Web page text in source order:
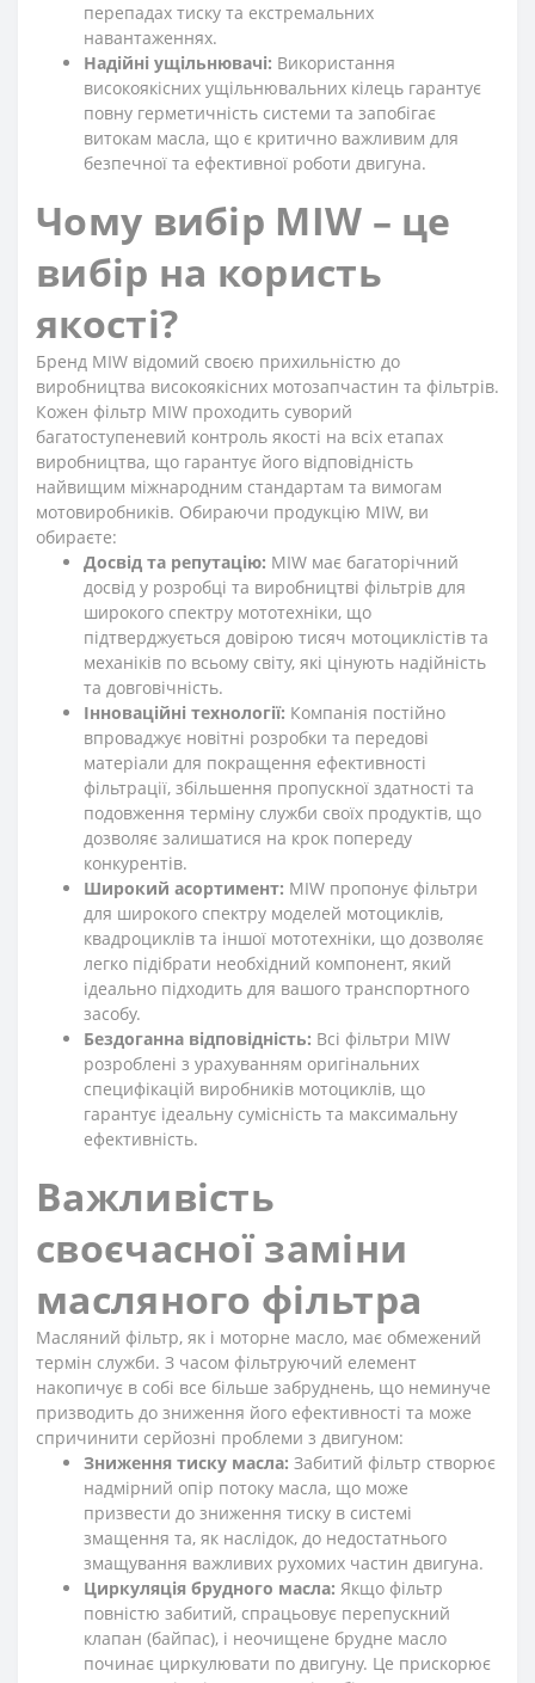
перепадах тиску та екстремальних
навантаженнях.
Надійні ущільнювачі: Використання
високоякісних ущільнювальних кілець гарантує
повну герметичність системи та запобігає
витокам масла, що є критично важливим для
безпечної та ефективної роботи двигуна.
Чому вибір MIW – це
вибір на користь
якості?
Бренд MIW відомий своєю прихильністю до
виробництва високоякісних мотозапчастин та фільтрів.
Кожен фільтр MIW проходить суворий
багатоступеневий контроль якості на всіх етапах
виробництва, що гарантує його відповідність
найвищим міжнародним стандартам та вимогам
мотовиробників. Обираючи продукцію MIW, ви
обираєте:
Досвід та репутацію: MIW має багаторічний
досвід у розробці та виробництві фільтрів для
широкого спектру мототехніки, що
підтверджується довірою тисяч мотоциклістів та
механіків по всьому світу, які цінують надійність
та довговічність.
Інноваційні технології: Компанія постійно
впроваджує новітні розробки та передові
матеріали для покращення ефективності
фільтрації, збільшення пропускної здатності та
подовження терміну служби своїх продуктів, що
дозволяє залишатися на крок попереду
конкурентів.
Широкий асортимент: MIW пропонує фільтри
для широкого спектру моделей мотоциклів,
квадроциклів та іншої мототехніки, що дозволяє
легко підібрати необхідний компонент, який
ідеально підходить для вашого транспортного
засобу.
Бездоганна відповідність: Всі фільтри MIW
розроблені з урахуванням оригінальних
специфікацій виробників мотоциклів, що
гарантує ідеальну сумісність та максимальну
ефективність.
Важливість
своєчасної заміни
масляного фільтра
Масляний фільтр, як і моторне масло, має обмежений
термін служби. З часом фільтруючий елемент
накопичує в собі все більше забруднень, що неминуче
призводить до зниження його ефективності та може
спричинити серйозні проблеми з двигуном:
Зниження тиску масла: Забитий фільтр створює
надмірний опір потоку масла, що може
призвести до зниження тиску в системі
змащення та, як наслідок, до недостатнього
змащування важливих рухомих частин двигуна.
Циркуляція брудного масла: Якщо фільтр
повністю забитий, спрацьовує перепускний
клапан (байпас), і неочищене брудне масло
починає циркулювати по двигуну. Це прискорює